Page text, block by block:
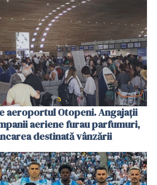
aeroportul Otopeni. Angajații
aeriene furau parfumuri,
destinată vânzării